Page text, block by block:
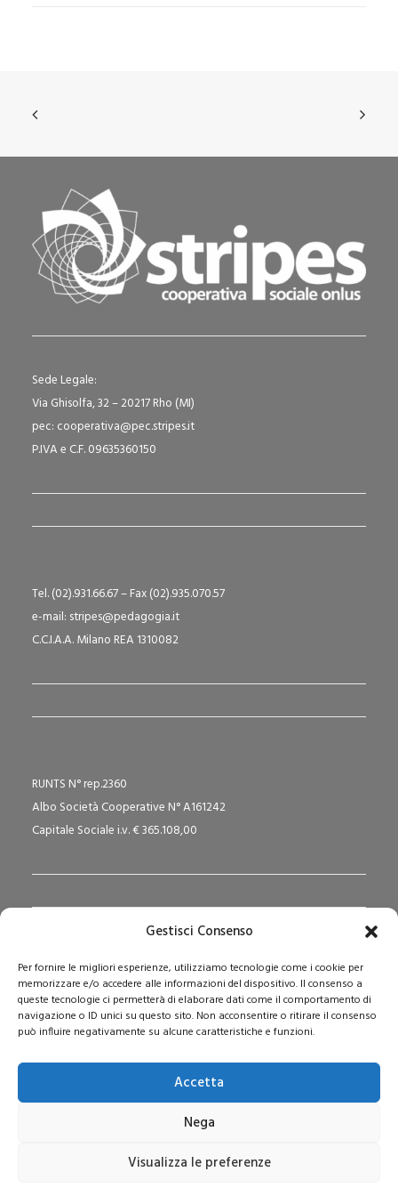
Gestisci Consenso
Per fornire le migliori esperienze, utilizziamo tecnologie come i cookie per
memorizzare e/o accedere alle informazioni del dispositivo. Il consenso a
queste tecnologie ci permetterà di elaborare dati come il comportamento di
navigazione o ID unici su questo sito. Non acconsentire o ritirare il consenso
può influire negativamente su alcune caratteristiche e funzioni.
Accetta
Nega
Visualizza le preferenze
Sede Legale:
Via Ghisolfa, 32 – 20217 Rho (MI)
pec: cooperativa@pec.stripes.it
P.IVA e C.F. 09635360150
Tel. (02).931.66.67 – Fax (02).935.070.57
e-mail: stripes@pedagogia.it
C.C.I.A.A. Milano REA 1310082
RUNTS N° rep.2360
Albo Società Cooperative N° A161242
Capitale Sociale i.v. € 365.108,00
Via San Domenico Savio, 6 – 20017 Rho (MI)
Reg. Tribunale: n. 187 del 29/03/97 | ISSN: 1593-2259
Web:www.pedagogia.it
© 2026 Pedagogia.it. Tutti i diritti riservati